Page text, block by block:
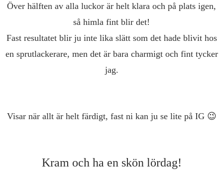
Över hälften av alla luckor är helt klara och på plats igen,
så himla fint blir det!
Fast resultatet blir ju inte lika slätt som det hade blivit hos
en sprutlackerare, men det är bara charmigt och fint tycker
jag.
Visar när allt är helt färdigt, fast ni kan ju se lite på IG 😉
Kram och ha en skön lördag!